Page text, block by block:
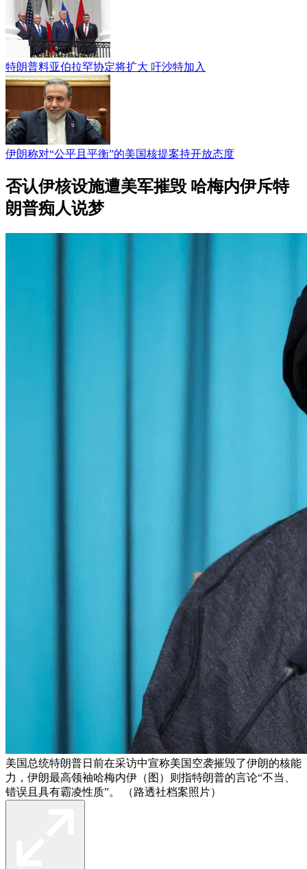
特朗普料亚伯拉罕协定将扩大 吁沙特加入
伊朗称对“公平且平衡”的美国核提案持开放态度
否认伊核设施遭美军摧毁 哈梅内伊斥特
朗普痴人说梦
美国总统特朗普日前在采访中宣称美国空袭摧毁了伊朗的核能
力，伊朗最高领袖哈梅内伊（图）则指特朗普的言论“不当、
错误且具有霸凌性质”。 （路透社档案照片）